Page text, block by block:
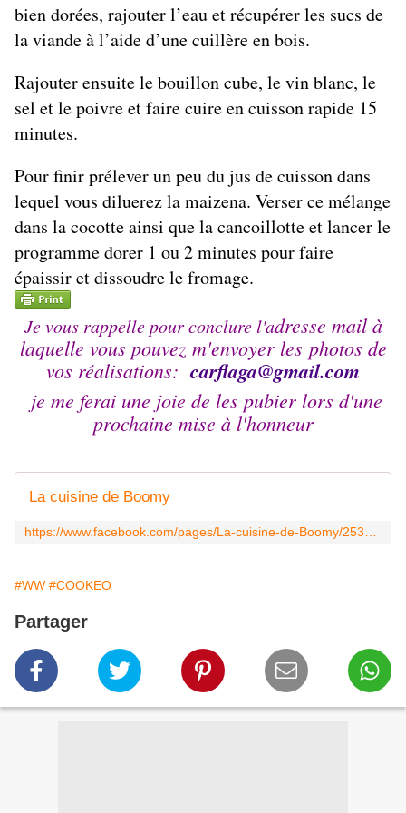
bien dorées, rajouter l’eau et récupérer les sucs de
la viande à l’aide d’une cuillère en bois.
Rajouter ensuite le bouillon cube, le vin blanc, le
sel et le poivre et faire cuire en cuisson rapide 15
minutes.
Pour finir prélever un peu du jus de cuisson dans
lequel vous diluerez la maizena. Verser ce mélange
dans la cocotte ainsi que la cancoillotte et lancer le
programme dorer 1 ou 2 minutes pour faire
épaissir et dissoudre le fromage.
Je vous rappelle pour conclure l'adresse mail à
laquelle vous pouvez m'envoyer les photos de
vos réalisations: carflaga@gmail.com
je me ferai une joie de les pubier lors d'une
prochaine mise à l'honneur
La cuisine de Boomy
#WW #COOKEO
Partager